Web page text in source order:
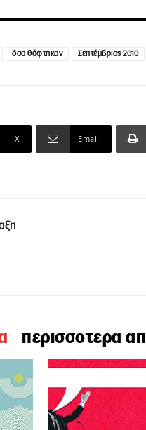
όσα θάφτηκαν Σεπτέμβριος 2010
X Email
περισσοτερα